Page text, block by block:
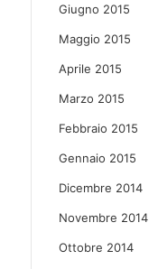
Giugno 2015
Maggio 2015
Aprile 2015
Marzo 2015
Febbraio 2015
Gennaio 2015
Dicembre 2014
Novembre 2014
Ottobre 2014